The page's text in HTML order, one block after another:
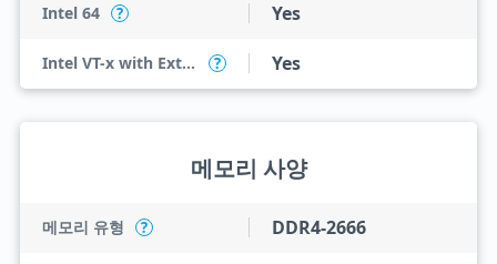
Intel 64 ? Yes
Intel VT-x with Extended Page Tables (EPT) ? Yes
메모리 사양
메모리 유형 ? DDR4-2666